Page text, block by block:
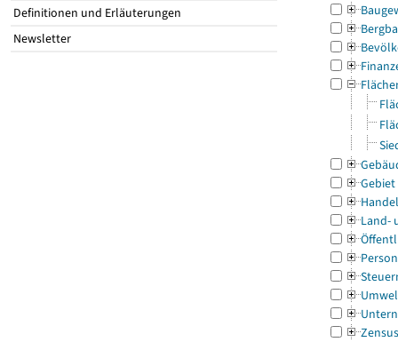
Definitionen und Erläuterungen
Newsletter
Gebiet
Land-
Zensus